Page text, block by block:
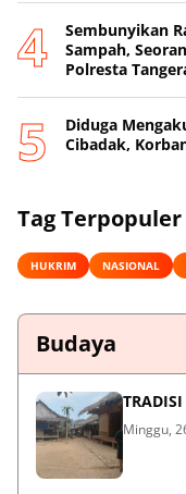
Sembunyikan
Sampah,
Polresta
Diduga
Cibadak,
Tag Terpopuler
HUKRIM NASIONAL
Budaya
Minggu,